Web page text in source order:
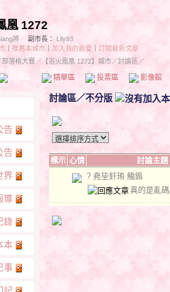
凰 1272
將 副市長：
Lily93
推薦本城市 加入我的最愛
訂閱最新文章
部落格大賽／ 【浴火鳳凰 1272】城市／討論區／
討論區 精華區 投票區 影像館
告
告
界
導
錄
本
事
討論區／不分版
標示 心情 討論主題
? 堯坒釬珛 觴鎢
真的是亂碼